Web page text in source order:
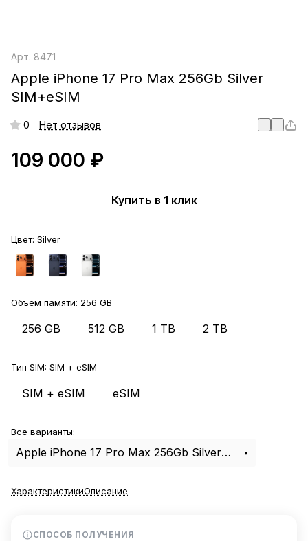
Арт. 8471
Apple iPhone 17 Pro Max 256Gb Silver
SIM+eSIM
0 Нет отзывов
109 000 ₽
Купить в 1 клик
Цвет: Silver
Объем памяти: 256 GB
256 GB 512 GB 1 TB 2 TB
Тип SIM: SIM + eSIM
SIM + eSIM eSIM
Все варианты:
Apple iPhone 17 Pro Max 256Gb Silver SIM+eSIM
ХарактеристикиОписание
СПОСОБ ПОЛУЧЕНИЯ